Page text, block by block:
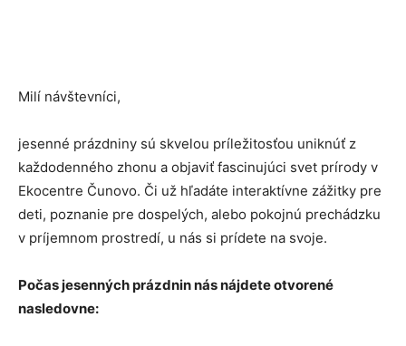
Milí návštevníci,
jesenné prázdniny sú skvelou príležitosťou uniknúť z
každodenného zhonu a objaviť fascinujúci svet prírody v
Ekocentre Čunovo. Či už hľadáte interaktívne zážitky pre
deti, poznanie pre dospelých, alebo pokojnú prechádzku
v príjemnom prostredí, u nás si prídete na svoje.
Počas jesenných prázdnin nás nájdete otvorené
nasledovne: